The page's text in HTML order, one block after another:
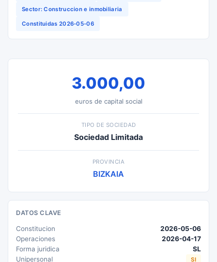
Sector: Construccion e inmobiliaria
Constituidas 2026-05-06
3.000,00
euros de capital social
TIPO DE SOCIEDAD
Sociedad Limitada
PROVINCIA
BIZKAIA
DATOS CLAVE
Constitucion
2026-05-06
Operaciones
2026-04-17
Forma juridica
SL
Unipersonal
SI